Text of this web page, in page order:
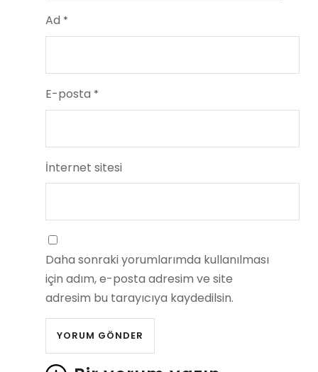
Ad *
E-posta *
İnternet sitesi
Daha sonraki yorumlarımda kullanılması
için adım, e-posta adresim ve site
adresim bu tarayıcıya kaydedilsin.